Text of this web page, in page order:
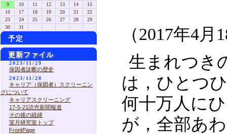
（2017年4
生まれつき
は，ひとつ
何十万人に
が，全部あ
9
10 11 12 13 14
15
16
17 18 19 20 21
22
23
24 25 26 27 28
29
30
31
予定
更新ファイル
2023/11/29
保因者診断の歴史
2023/11/28
キャリア（保因者）スクリーニン
グについて
キャリアスクリーニング
17-5-21読売新聞報道
その後の経緯
室月研究室トップ
FrontPage